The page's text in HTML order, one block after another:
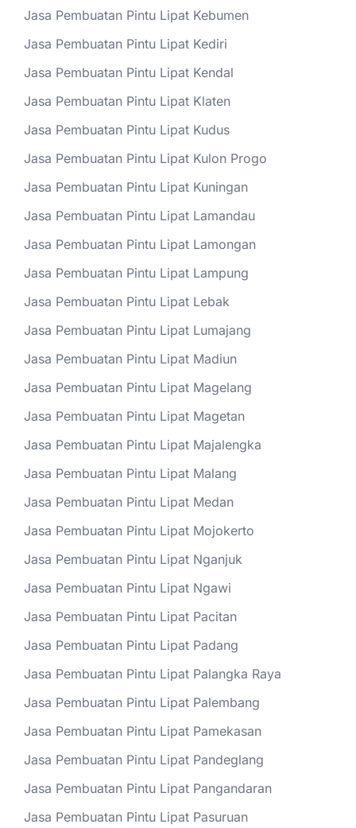
Jasa Pembuatan Pintu Lipat Kebumen
Jasa Pembuatan Pintu Lipat Kediri
Jasa Pembuatan Pintu Lipat Kendal
Jasa Pembuatan Pintu Lipat Klaten
Jasa Pembuatan Pintu Lipat Kudus
Jasa Pembuatan Pintu Lipat Kulon Progo
Jasa Pembuatan Pintu Lipat Kuningan
Jasa Pembuatan Pintu Lipat Lamandau
Jasa Pembuatan Pintu Lipat Lamongan
Jasa Pembuatan Pintu Lipat Lampung
Jasa Pembuatan Pintu Lipat Lebak
Jasa Pembuatan Pintu Lipat Lumajang
Jasa Pembuatan Pintu Lipat Madiun
Jasa Pembuatan Pintu Lipat Magelang
Jasa Pembuatan Pintu Lipat Magetan
Jasa Pembuatan Pintu Lipat Majalengka
Jasa Pembuatan Pintu Lipat Malang
Jasa Pembuatan Pintu Lipat Medan
Jasa Pembuatan Pintu Lipat Mojokerto
Jasa Pembuatan Pintu Lipat Nganjuk
Jasa Pembuatan Pintu Lipat Ngawi
Jasa Pembuatan Pintu Lipat Pacitan
Jasa Pembuatan Pintu Lipat Padang
Jasa Pembuatan Pintu Lipat Palangka Raya
Jasa Pembuatan Pintu Lipat Palembang
Jasa Pembuatan Pintu Lipat Pamekasan
Jasa Pembuatan Pintu Lipat Pandeglang
Jasa Pembuatan Pintu Lipat Pangandaran
Jasa Pembuatan Pintu Lipat Pasuruan